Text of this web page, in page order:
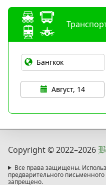
Август, 14
Copyright © 2022–2026
Все права защищены.
предварительного
запрещено.